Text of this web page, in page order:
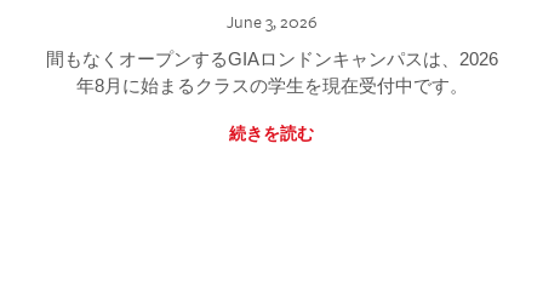
June 3, 2026
間もなくオープンするGIAロンドンキャンパスは、2026
年8月に始まるクラスの学生を現在受付中です。
続きを読む